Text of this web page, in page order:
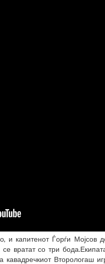
и капитенот Ѓорѓи Мојсов
вратат со три
кавадречкиот Вторологаш